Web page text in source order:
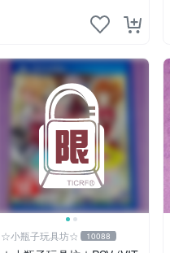
☆小瓶子玩具坊☆ 10088